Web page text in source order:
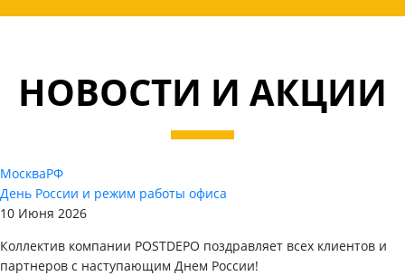
НОВОСТИ И АКЦИИ
МоскваРФ
День России и режим работы офиса
10 Июня 2026
Коллектив компании POSTDEPO поздравляет всех клиентов и
партнеров с наступающим Днем России!